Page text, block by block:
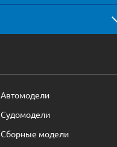
Автомодели
Судомодели
Сборные модели